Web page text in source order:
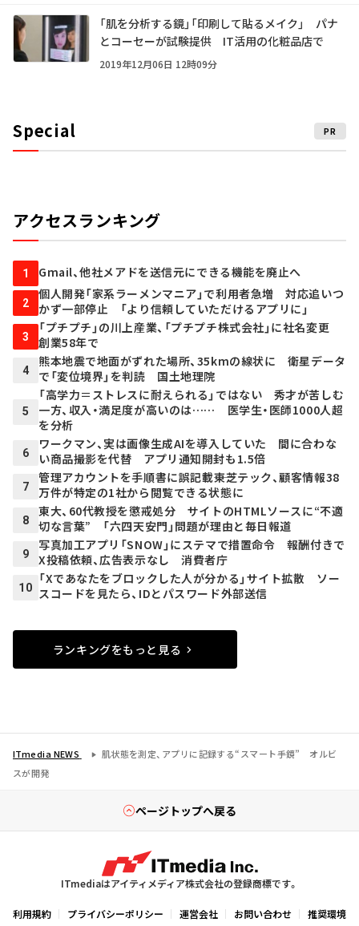
「肌を分析する鏡」「印刷して貼るメイク」 パナ
とコーセーが試験提供 IT活用の化粧品店で
2019年12月06日 12時09分
Special PR
アクセスランキング
1 Gmail、他社メアドを送信元にできる機能を廃止へ
2
個人開発「家系ラーメンマニア」で利用者急増 対応追いつ
かず一部停止 「より信頼していただけるアプリに」
3
「プチプチ」の川上産業、「プチプチ株式会社」に社名変更
創業58年で
4
熊本地震で地面がずれた場所、35kmの線状に 衛星データ
で「変位境界」を判読 国土地理院
5
「高学力＝ストレスに耐えられる」ではない 秀才が苦しむ
一方、収入・満足度が高いのは…… 医学生・医師1000人超
を分析
6
ワークマン、実は画像生成AIを導入していた 間に合わな
い商品撮影を代替 アプリ通知開封も1.5倍
7
管理アカウントを手順書に誤記載――東芝テック、顧客情報38
万件が特定の1社から閲覧できる状態に
8
東大、60代教授を懲戒処分 サイトのHTMLソースに“不適
切な言葉” 「六四天安門」問題が理由と毎日報道
9
写真加工アプリ「SNOW」にステマで措置命令 報酬付きで
X投稿依頼、広告表示なし 消費者庁
10
「Xであなたをブロックした人が分かる」サイト拡散 ソー
スコードを見たら、IDとパスワード外部送信
ランキングをもっと見る
ITmedia NEWS
肌状態を測定、アプリに記録する“スマート手鏡” オルビ
スが開発
ページトップへ戻る
ITmediaはアイティメディア株式会社の登録商標です。
利用規約 プライバシーポリシー 運営会社 お問い合わせ 推奨環境